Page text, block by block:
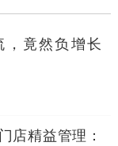
，竟然负增长
店精益管理：